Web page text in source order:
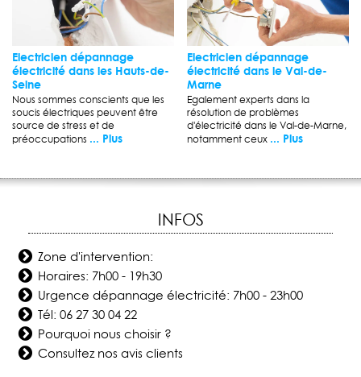
Electricien dépannage
électricité dans les Hauts-de-
Seine
Nous sommes conscients que les
soucis électriques peuvent être
source de stress et de
préoccupations ... Plus
Electricien dépannage
électricité dans le Val-de-
Marne
Egalement experts dans la
résolution de problèmes
d'électricité dans le Val-de-Marne,
notamment ceux ... Plus
INFOS
Zone d'intervention:
Horaires: 7h00 - 19h30
Urgence dépannage électricité: 7h00 - 23h00
Tél:06 27 30 04 22
Pourquoi nous choisir ?
Consultez nos avis clients